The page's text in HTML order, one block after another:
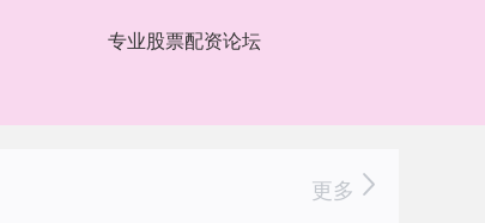
专业股票配资论坛
更多